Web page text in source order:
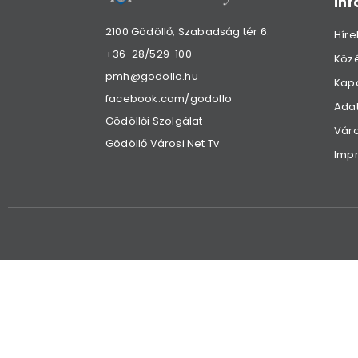
2100 Gödöllő, Szabadság tér 6.
+36-28/529-100
pmh@godollo.hu
facebook.com/godollo
Gödöllői Szolgálat
Gödöllő Városi Net Tv